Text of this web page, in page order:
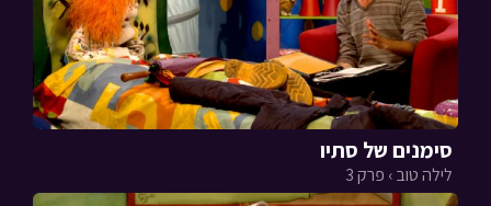
סימנים של סתיו
לילה טוב › פרק 3